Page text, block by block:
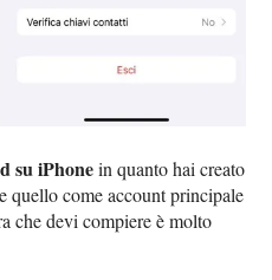
su iPhonein quanto hai creato
quello come account principale
che devi compiere è molto